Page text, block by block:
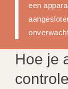
een
Hoe je